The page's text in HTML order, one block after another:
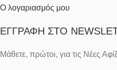
Ο λογαριασμός μου
ΕΓΓΡΑΦΉ ΣΤΟ
Μάθετε, πρώτοι, για τις Νέες